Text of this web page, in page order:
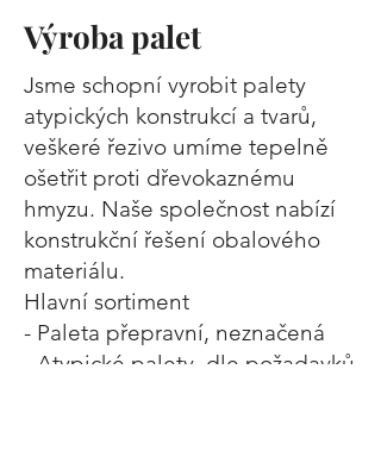
Výroba palet
Jsme schopní vyrobit palety
atypických konstrukcí a tvarů,
veškeré řezivo umíme tepelně
ošetřit proti dřevokaznému
hmyzu. Naše společnost nabízí
konstrukční řešení obalového
materiálu.
Hlavní sortiment
- Paleta přepravní, neznačená
- Atypické palety, dle požadavků